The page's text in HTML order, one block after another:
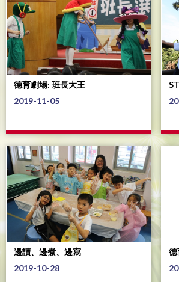
德育劇場: 班長大王
2019-11-05
邊讀、邊煮、邊寫
2019-10-28
德